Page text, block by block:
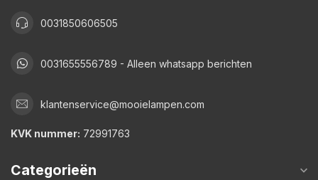
0031850606505
0031655556789 - Alleen whatsapp berichten
klantenservice@mooielampen.com
KVK nummer: 72991763
Categorieën